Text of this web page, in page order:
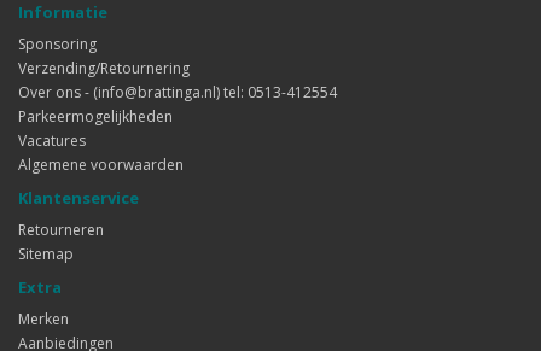
Informatie
Sponsoring
Verzending/Retournering
Over ons - (info@brattinga.nl) tel: 0513-412554
Parkeermogelijkheden
Vacatures
Algemene voorwaarden
Klantenservice
Retourneren
Sitemap
Extra
Merken
Aanbiedingen